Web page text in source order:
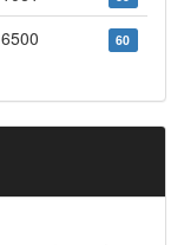
6500 60